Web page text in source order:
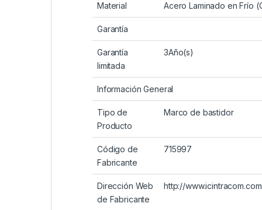
Material Acero Laminado en Frío
Garantía
Garantía
limitada
3Año(s)
Información General
Tipo de
Producto
Marco de bastidor
Código de
Fabricante
715997
Dirección Web
de Fabricante
http://www.icintracom.com